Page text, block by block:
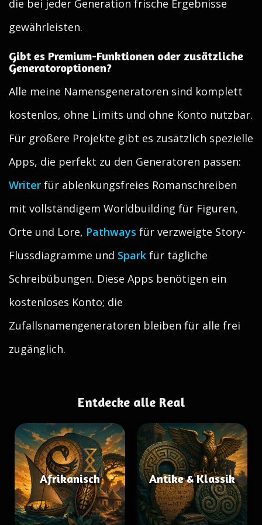
die bei jeder Generation frische Ergebnisse
gewährleisten.
Gibt es Premium-Funktionen oder zusätzliche
Generatoroptionen?
Alle meine Namensgeneratoren sind komplett
kostenlos, ohne Limits und ohne Konto nutzbar.
Für größere Projekte gibt es zusätzlich spezielle
Apps, die perfekt zu den Generatoren passen:
Writer für ablenkungsfreies Romanschreiben
mit vollständigem Worldbuilding für Figuren,
Orte und Lore, Pathways für verzweigte Story-
Flussdiagramme und Spark für tägliche
Schreibübungen. Diese Apps benötigen ein
kostenloses Konto; die
Zufallsnamengeneratoren bleiben für alle frei
zugänglich.
Entdecke alle Real
Afrikanisch Antike & Klassik